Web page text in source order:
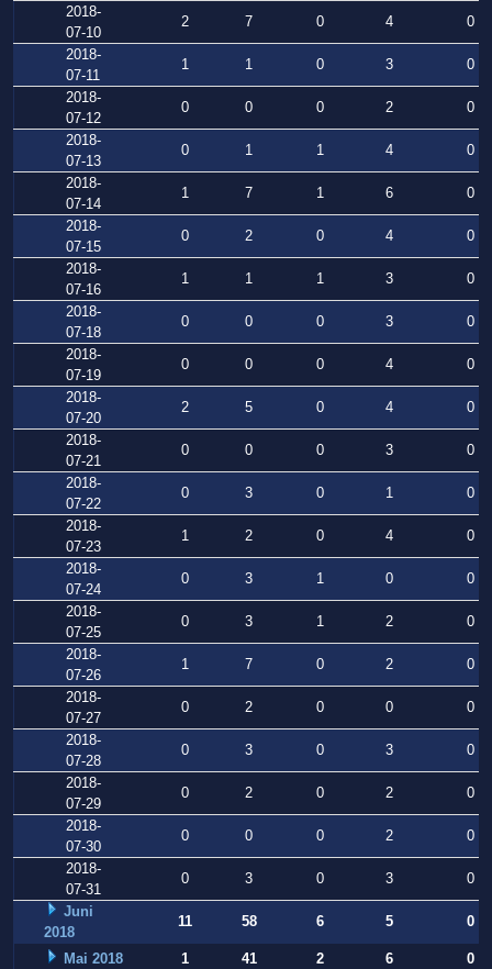
2018-
07-10
2 7 0 4
0
2018-
07-11
1 1 0 3
0
2018-
07-12
0 0 0 2
0
2018-
07-13
0 1 1 4
0
2018-
07-14
1 7 1 6
0
2018-
07-15
0 2 0 4
0
2018-
07-16
1 1 1 3
0
2018-
07-18
0 0 0 3
0
2018-
07-19
0 0 0 4
0
2018-
07-20
2 5 0 4
0
2018-
07-21
0 0 0 3
0
2018-
07-22
0 3 0 1
0
2018-
07-23
1 2 0 4
0
2018-
07-24
0 3 1 0
0
2018-
07-25
0 3 1 2
0
2018-
07-26
1 7 0 2
0
2018-
07-27
0 2 0 0
0
2018-
07-28
0 3 0 3
0
2018-
07-29
0 2 0 2
0
2018-
07-30
0 0 0 2
0
2018-
07-31
0 3 0 3
0
Juni
2018
11 58 6 5 0
Mai 2018 1 41 2 6
0